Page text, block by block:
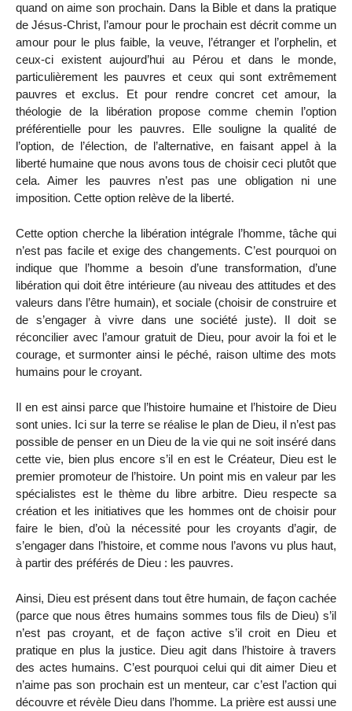
quand on aime son prochain. Dans la Bible et dans la pratique
de Jésus-Christ, l’amour pour le prochain est décrit comme un
amour pour le plus faible, la veuve, l’étranger et l’orphelin, et
ceux-ci existent aujourd’hui au Pérou et dans le monde,
particulièrement les pauvres et ceux qui sont extrêmement
pauvres et exclus. Et pour rendre concret cet amour, la
théologie de la libération propose comme chemin l’option
préférentielle pour les pauvres. Elle souligne la qualité de
l’option, de l’élection, de l’alternative, en faisant appel à la
liberté humaine que nous avons tous de choisir ceci plutôt que
cela. Aimer les pauvres n’est pas une obligation ni une
imposition. Cette option relève de la liberté.
Cette option cherche la libération intégrale l’homme, tâche qui
n’est pas facile et exige des changements. C’est pourquoi on
indique que l’homme a besoin d’une transformation, d’une
libération qui doit être intérieure (au niveau des attitudes et des
valeurs dans l’être humain), et sociale (choisir de construire et
de s’engager à vivre dans une société juste). Il doit se
réconcilier avec l’amour gratuit de Dieu, pour avoir la foi et le
courage, et surmonter ainsi le péché, raison ultime des mots
humains pour le croyant.
Il en est ainsi parce que l’histoire humaine et l’histoire de Dieu
sont unies. Ici sur la terre se réalise le plan de Dieu, il n’est pas
possible de penser en un Dieu de la vie qui ne soit inséré dans
cette vie, bien plus encore s’il en est le Créateur, Dieu est le
premier promoteur de l’histoire. Un point mis en valeur par les
spécialistes est le thème du libre arbitre. Dieu respecte sa
création et les initiatives que les hommes ont de choisir pour
faire le bien, d’où la nécessité pour les croyants d’agir, de
s’engager dans l’histoire, et comme nous l’avons vu plus haut,
à partir des préférés de Dieu : les pauvres.
Ainsi, Dieu est présent dans tout être humain, de façon cachée
(parce que nous êtres humains sommes tous fils de Dieu) s’il
n’est pas croyant, et de façon active s’il croit en Dieu et
pratique en plus la justice. Dieu agit dans l’histoire à travers
des actes humains. C’est pourquoi celui qui dit aimer Dieu et
n’aime pas son prochain est un menteur, car c’est l’action qui
découvre et révèle Dieu dans l’homme. La prière est aussi une